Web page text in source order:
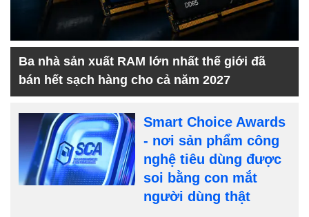
Ba nhà sản xuất RAM lớn nhất thế giới đã
bán hết sạch hàng cho cả năm 2027
Smart Choice Awards
- nơi sản phẩm công
nghệ tiêu dùng được
soi bằng con mắt
người dùng thật